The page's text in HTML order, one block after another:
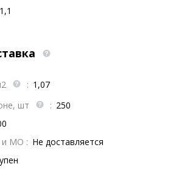
1,1
: 1,07
шт
: 250
и МО : Не доставляется